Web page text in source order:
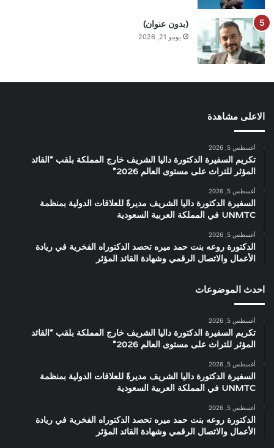
(بدون عنوان)
يونيو 21, 2026
الاعلى مشاهدة
أغسطس 5, 2026
تكريم السفيرة الدكتورة داليا الشريف خارج المملكة بلقب “القائد
المؤثر للتراث على مستوى العالم 2026”
أغسطس 5, 2026
السفيرة الدكتورة داليا الشريف مديرةً للعلاقات الدولية بمنظمة
UNMTC في المملكة العربية السعودية
أغسطس 5, 2026
الدكتورة روعه بنت حمد ميره تحصد الدكتوراه الفخرية في ريادة
الأعمال والاتصال الرقمي وشهادة القائد المؤثر
احدث الموضوعات
أغسطس 5, 2026
تكريم السفيرة الدكتورة داليا الشريف خارج المملكة بلقب “القائد
المؤثر للتراث على مستوى العالم 2026”
أغسطس 5, 2026
السفيرة الدكتورة داليا الشريف مديرةً للعلاقات الدولية بمنظمة
UNMTC في المملكة العربية السعودية
أغسطس 5, 2026
الدكتورة روعه بنت حمد ميره تحصد الدكتوراه الفخرية في ريادة
الأعمال والاتصال الرقمي وشهادة القائد المؤثر